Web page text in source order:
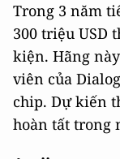
Trong 3 năm
300 triệu USD
kiện. Hãng
viên của
chip. Dự kiến
hoàn tất trong